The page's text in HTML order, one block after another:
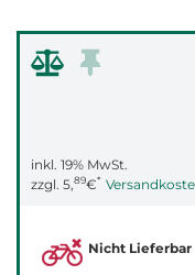
inkl. 19% MwSt.
zzgl. 5,89€*
Nicht Lieferbar